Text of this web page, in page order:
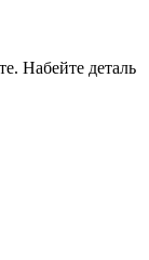
Набейте деталь